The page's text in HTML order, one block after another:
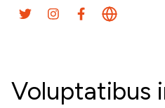
Voluptatibus